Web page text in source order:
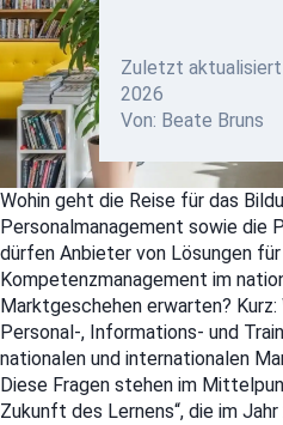
Zuletzt aktualisiert
2026
Von: Beate Bruns
Wohin geht die Reise für das
Personalmanagement sowie die
dürfen Anbieter von Lösungen
Kompetenzmanagement im
Marktgeschehen erwarten?
Personal-, Informations- und
nationalen und internationalen
Diese Fragen stehen im
Zukunft des Lernens“, die im